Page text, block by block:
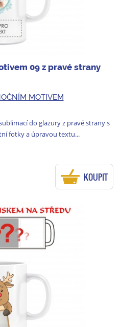
09 z pravé strany
MOTIVEM
do glazury z pravé strany s
fotky a úpravou textu...
KOUPIT